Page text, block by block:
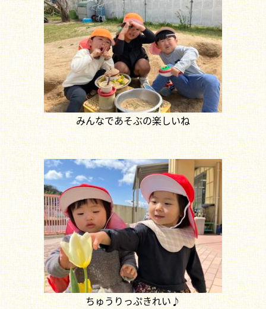
みんなであそぶの楽しいね
ちゅうりっぷきれい♪